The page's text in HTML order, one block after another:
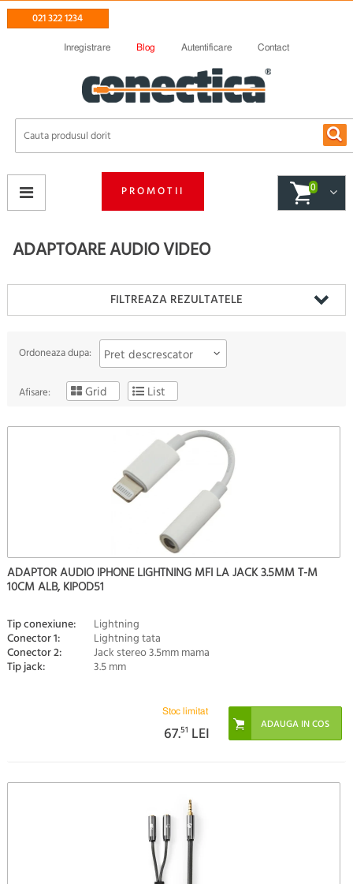
021 322 1234
Inregistrare Blog Autentificare Contact
PROMOTII 0
ADAPTOARE AUDIO VIDEO
FILTREAZA REZULTATELE
Ordoneaza dupa: Pret descrescator
Afisare: Grid List
ADAPTOR AUDIO IPHONE LIGHTNING MFI LA JACK 3.5MM T-M
10CM ALB, KIPOD51
Tip conexiune: Lightning
Conector 1: Lightning tata
Conector 2: Jack stereo 3.5mm mama
Tip jack: 3.5 mm
Stoc limitat
67.51 LEI